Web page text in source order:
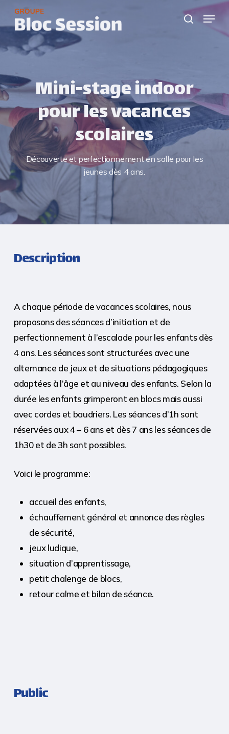
Skip
content
search
Menu
Mini-stage indoor
pour les vacances
scolaires
Découverte et perfectionnement en salle pour les
jeunes dès 4 ans.
Description
A chaque période de vacances scolaires, nous
proposons des séances d’initiation et de
perfectionnement à l’escalade pour les enfants dès
4 ans. Les séances sont structurées avec une
alternance de jeux et de situations pédagogiques
adaptées à l’âge et au niveau des enfants. Selon la
durée les enfants grimperont en blocs mais aussi
avec cordes et baudriers. Les séances d’1h sont
réservées aux 4 – 6 ans et dès 7 ans les séances de
1h30 et de 3h sont possibles.
Voici le programme:
accueil des enfants,
échauffement général et annonce des règles
de sécurité,
jeux ludique,
situation d’apprentissage,
petit chalenge de blocs,
retour calme et bilan de séance.
Public
Close